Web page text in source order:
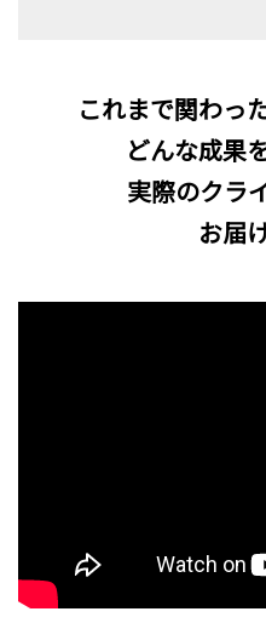
これまで関わっ
どんな成果
実際のクラ
お届